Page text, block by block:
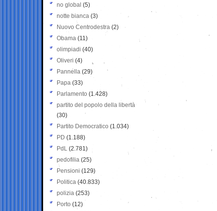
no global (5)
notte bianca (3)
Nuovo Centrodestra (2)
Obama (11)
olimpiadi (40)
Oliveri (4)
Pannella (29)
Papa (33)
Parlamento (1.428)
partito del popolo della libertà
(30)
Partito Democratico (1.034)
PD (1.188)
PdL (2.781)
pedofilia (25)
Pensioni (129)
Politica (40.833)
polizia (253)
Porto (12)